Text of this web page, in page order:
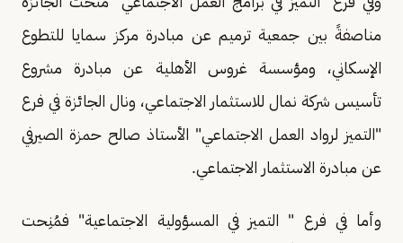
مناصفةً بين جمعية ترميم عن مبادرة مركز سمايا للتطوع
الإسكاني، ومؤسسة غروس الأهلية عن مبادرة مشروع
تأسيس شركة نمال للاستثمار الاجتماعي، ونال الجائزة في فرع
"التميز لرواد العمل الاجتماعي" الأستاذ صالح حمزة الصيرفي
عن مبادرة الاستثمار الاجتماعي.
وأما في فرع " التميز في المسؤولية الاجتماعية" فمُنِحت